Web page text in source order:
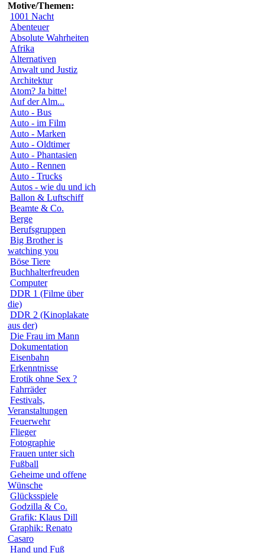
Motive/Themen:
1001 Nacht
Abenteuer
Absolute Wahrheiten
Afrika
Alternativen
Anwalt und Justiz
Architektur
Atom? Ja bitte!
Auf der Alm...
Auto - Bus
Auto - im Film
Auto - Marken
Auto - Oldtimer
Auto - Phantasien
Auto - Rennen
Auto - Trucks
Autos - wie du und ich
Ballon & Luftschiff
Beamte & Co.
Berge
Berufsgruppen
Big Brother is
watching you
Böse Tiere
Buchhalterfreuden
Computer
DDR 1 (Filme über
die)
DDR 2 (Kinoplakate
aus der)
Die Frau im Mann
Dokumentation
Eisenbahn
Erkenntnisse
Erotik ohne Sex ?
Fahrräder
Festivals,
Veranstaltungen
Feuerwehr
Flieger
Fotographie
Frauen unter sich
Fußball
Geheime und offene
Wünsche
Glücksspiele
Godzilla & Co.
Grafik: Klaus Dill
Graphik: Renato
Casaro
Hand und Fuß